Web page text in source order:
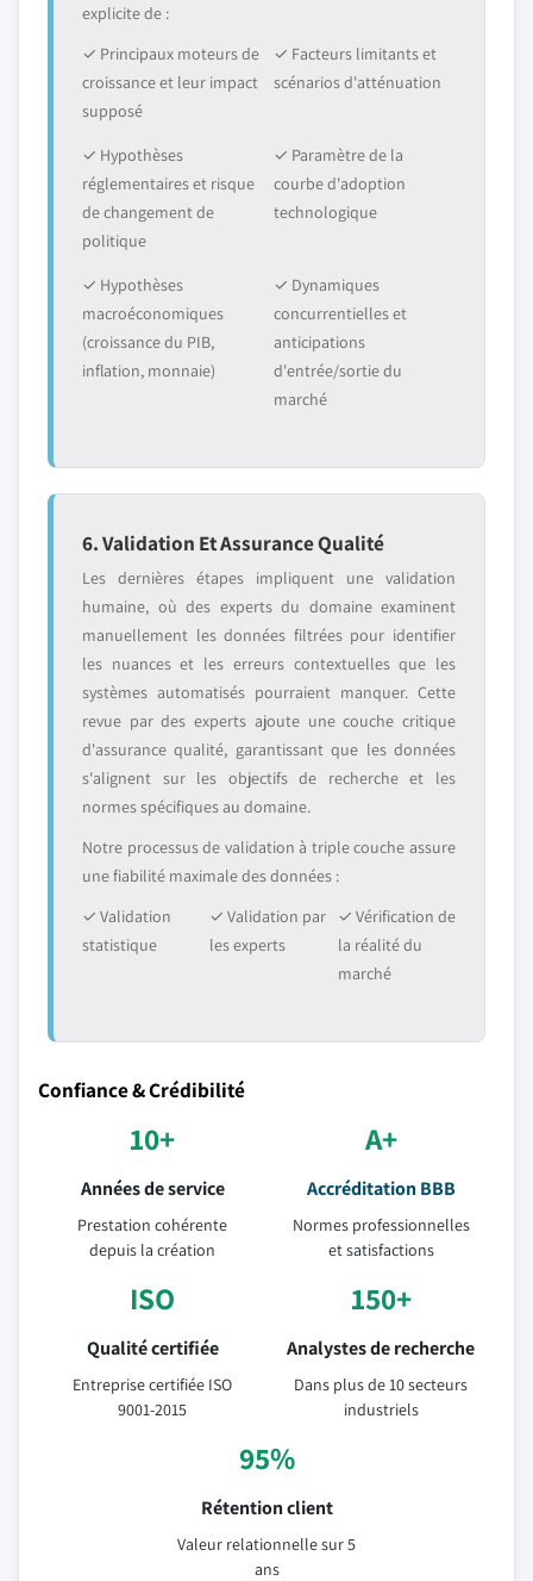
explicite de :
✓ Principaux moteurs de
croissance et leur impact
supposé
✓ Facteurs limitants et
scénarios d'atténuation
✓ Hypothèses
réglementaires et risque
de changement de
politique
✓ Paramètre de la
courbe d'adoption
technologique
✓ Hypothèses
macroéconomiques
(croissance du PIB,
inflation, monnaie)
✓ Dynamiques
concurrentielles et
anticipations
d'entrée/sortie du
marché
6. Validation Et Assurance Qualité
Les dernières étapes impliquent une validation
humaine, où des experts du domaine examinent
manuellement les données filtrées pour identifier
les nuances et les erreurs contextuelles que les
systèmes automatisés pourraient manquer. Cette
revue par des experts ajoute une couche critique
d'assurance qualité, garantissant que les données
s'alignent sur les objectifs de recherche et les
normes spécifiques au domaine.
Notre processus de validation à triple couche assure
une fiabilité maximale des données :
✓ Validation
statistique
✓ Validation par
les experts
✓ Vérification de
la réalité du
marché
Confiance & Crédibilité
10+
Années de service
Prestation cohérente
depuis la création
A+
Accréditation BBB
Normes professionnelles
et satisfactions
ISO
Qualité certifiée
Entreprise certifiée ISO
9001-2015
150+
Analystes de recherche
Dans plus de 10 secteurs
industriels
95%
Rétention client
Valeur relationnelle sur 5
ans